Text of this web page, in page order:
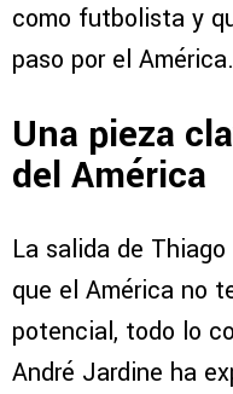
como futbolista y
paso por el América.
Una pieza
del América
La salida de
que el América no
potencial, todo lo
André Jardine ha